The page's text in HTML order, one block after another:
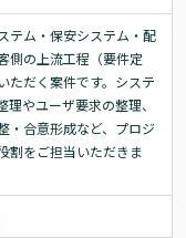
テム・保安システム・配
側の上流工程（要件定
ただく案件です。システ
やユーザ要求の整理、
・合意形成など、プロジ
割をご担当いただきま